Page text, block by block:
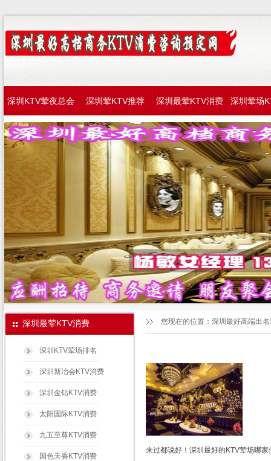
深圳KTV荤夜总会 深圳荤KTV推荐 深圳最荤KTV消费 深圳荤场
深圳最荤KTV消费
深圳KTV荤场排名
深圳新冶会KTV消费
深圳金钻KTV消费
太阳国际KTV消费
九五至尊KTV消费
国色天香KTV消费
来过都说好！深圳最好的KTV荤场哪
您现在的位置： 深圳最好高端出